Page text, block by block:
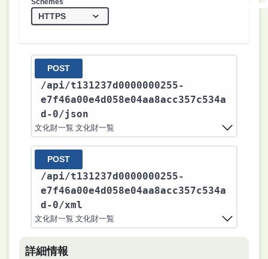
Schemes
POST
/api/t131237d0000000255-
e7f46a00e4d058e04aa8acc357c534a
d-0/json
文化財一覧 文化財一覧
POST
/api/t131237d0000000255-
e7f46a00e4d058e04aa8acc357c534a
d-0/xml
文化財一覧 文化財一覧
詳細情報